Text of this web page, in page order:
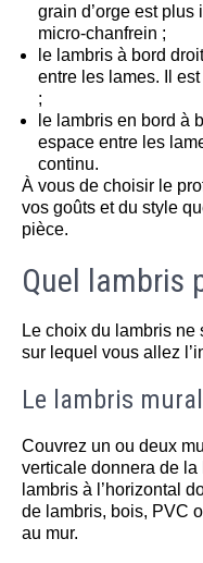
grain d’orge est
micro-chanfrein ;
le lambris à bord
entre les lames. Il
;
le lambris en bord à
espace entre les
continu.
À vous de choisir le
vos goûts et du style
pièce.
Quel lambris
Le choix du lambris
sur lequel vous allez
Le lambris mural
Couvrez un ou deux
verticale donnera de
lambris à l’horizontal
de lambris, bois, PVC
au mur.